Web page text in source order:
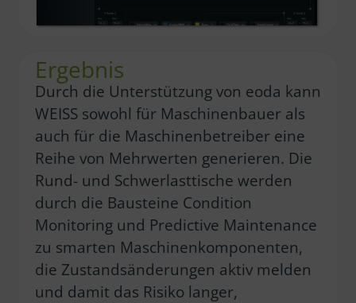
Ergebnis
Durch die Unterstützung von eoda kann
WEISS sowohl für Maschinenbauer als
auch für die Maschinenbetreiber eine
Reihe von Mehrwerten generieren. Die
Rund- und Schwerlasttische werden
durch die Bausteine Condition
Monitoring und Predictive Maintenance
zu smarten Maschinenkomponenten,
die Zustandsänderungen aktiv melden
und damit das Risiko langer,